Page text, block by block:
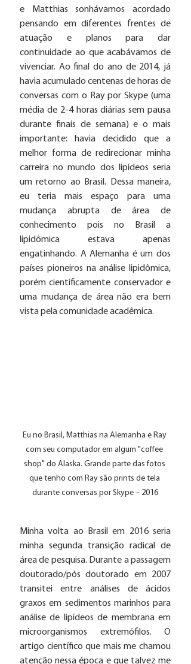
e Matthias sonhávamos acordado
pensando em diferentes frentes de
atuação e planos para dar
continuidade ao que acabávamos de
vivenciar. Ao final do ano de 2014, já
havia acumulado centenas de horas de
conversas com o Ray por Skype (uma
média de 2-4 horas diárias sem pausa
durante finais de semana) e o mais
importante: havia decidido que a
melhor forma de redirecionar minha
carreira no mundo dos lipídeos seria
um retorno ao Brasil. Dessa maneira,
eu teria mais espaço para uma
mudança abrupta de área de
conhecimento pois no Brasil a
lipidômica estava apenas
engatinhando. A Alemanha é um dos
países pioneiros na análise lipidômica,
porém cientificamente conservador e
uma mudança de área não era bem
vista pela comunidade acadêmica.
Eu no Brasil, Matthias na Alemanha e Ray
com seu computador em algum "coffee
shop" do Alaska. Grande parte das fotos
que tenho com Ray são prints de tela
durante conversas por Skype – 2016
Minha volta ao Brasil em 2016 seria
minha segunda transição radical de
área de pesquisa. Durante a passagem
doutorado/pós doutorado em 2007
transitei entre análises de ácidos
graxos em sedimentos marinhos para
análise de lipídeos de membrana em
microorganismos extremófilos. O
artigo científico que mais me chamou
atenção nessa época e que talvez me